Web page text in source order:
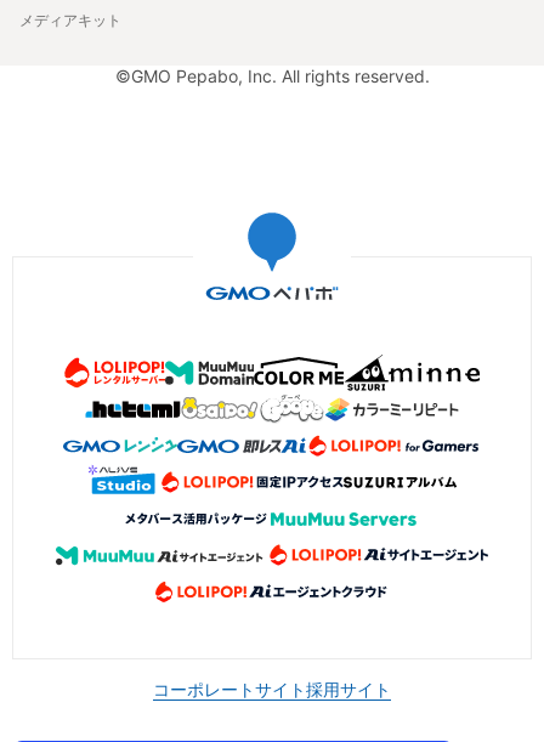
メディアキット
©GMO Pepabo, Inc. All rights reserved.
コーポレートサイト採用サイト